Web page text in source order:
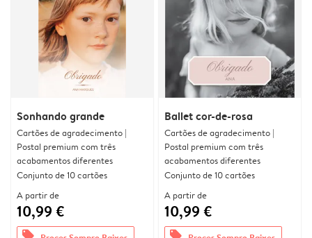
Sonhando grande
Cartões de agradecimento |
Postal premium com três
acabamentos diferentes
Conjunto de 10 cartões
A partir de
10,99 €
offers
Ballet cor-de-rosa
Cartões de agradecimento |
Postal premium com três
acabamentos diferentes
Conjunto de 10 cartões
A partir de
10,99 €
offers